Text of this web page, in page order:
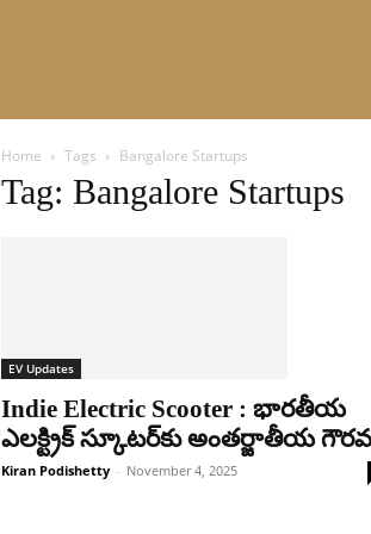
Home Tags Bangalore Startups
Tag: Bangalore Startups
EV Updates
Indie Electric Scooter : భార‌తీయ
ఎల‌క్ట్రిక్ స్కూట‌ర్‌కు అంతర్జాతీయ
Kiran Podishetty - November 4, 2025